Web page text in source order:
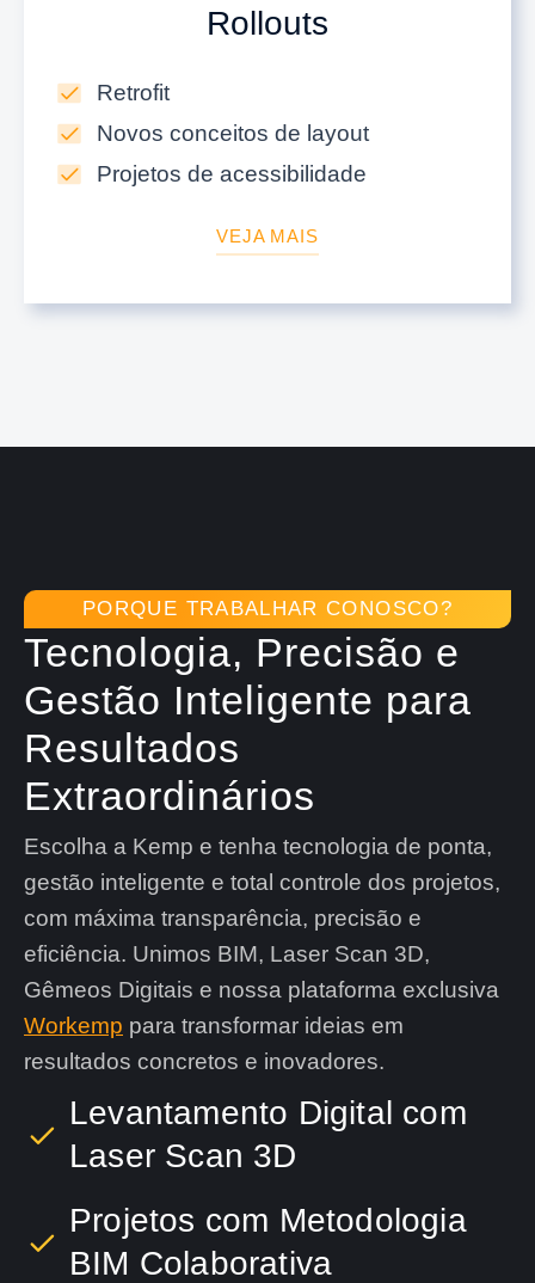
Rollouts
Retrofit
Novos conceitos de layout
Projetos de acessibilidade
VEJA MAIS
PORQUE TRABALHAR CONOSCO?
Tecnologia, Precisão e
Gestão Inteligente para
Resultados
Extraordinários
Escolha a Kemp e tenha tecnologia de ponta,
gestão inteligente e total controle dos projetos,
com máxima transparência, precisão e
eficiência. Unimos BIM, Laser Scan 3D,
Gêmeos Digitais e nossa plataforma exclusiva
Workemp para transformar ideias em
resultados concretos e inovadores.
Levantamento Digital com
Laser Scan 3D
Projetos com Metodologia
BIM Colaborativa